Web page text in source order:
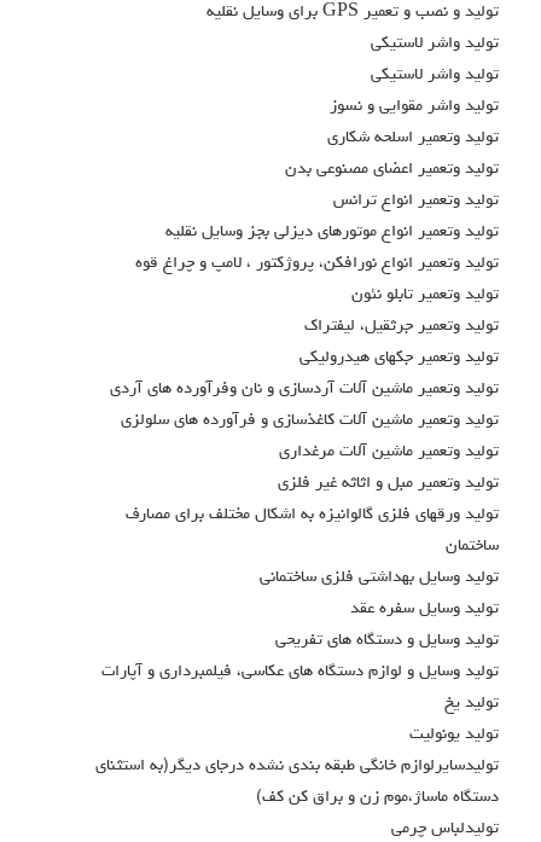
توليد و نصب و تعمير GPS براي وسايل نقليه
توليد واشر لاستيكي
توليد واشر لاستيكي
توليد واشر مقوايي و نسوز
توليد وتعمير اسلحه شكاري
توليد وتعمير اعضاي مصنوعي بدن
توليد وتعمير انواع ترانس
توليد وتعمير انواع موتورهاي ديزلي بجز وسايل نقليه
توليد وتعمير انواع نورافكن، پروژكتور ، لامپ و چراغ قوه
توليد وتعمير تابلو نئون
توليد وتعمير جرثقيل، ليفتراك
توليد وتعمير جكهاي هيدروليكي
توليد وتعمير ماشين آلات آردسازي و نان وفرآورده هاي آردي
توليد وتعمير ماشين آلات كاغذسازي و فرآورده هاي سلولزي
توليد وتعمير ماشين آلات مرغداري
توليد وتعمير مبل و اثاثه غير فلزي
توليد ورقهاي فلزي گالوانيزه به اشکال مختلف براي مصارف
ساختمان
توليد وسايل بهداشتي فلزي ساختماني
توليد وسايل سفره عقد
توليد وسايل و دستگاه هاي تفريحي
توليد وسايل و لوازم دستگاه هاي عكاسي، فيلمبرداري و آپارات
توليد يخ
توليد يونوليت
توليدسايرلوازم خانگي طبقه بندي نشده درجاي ديگر(به استثناي
دستگاه ماساژ،موم زن و براق كن كف)
توليدلباس چرمي